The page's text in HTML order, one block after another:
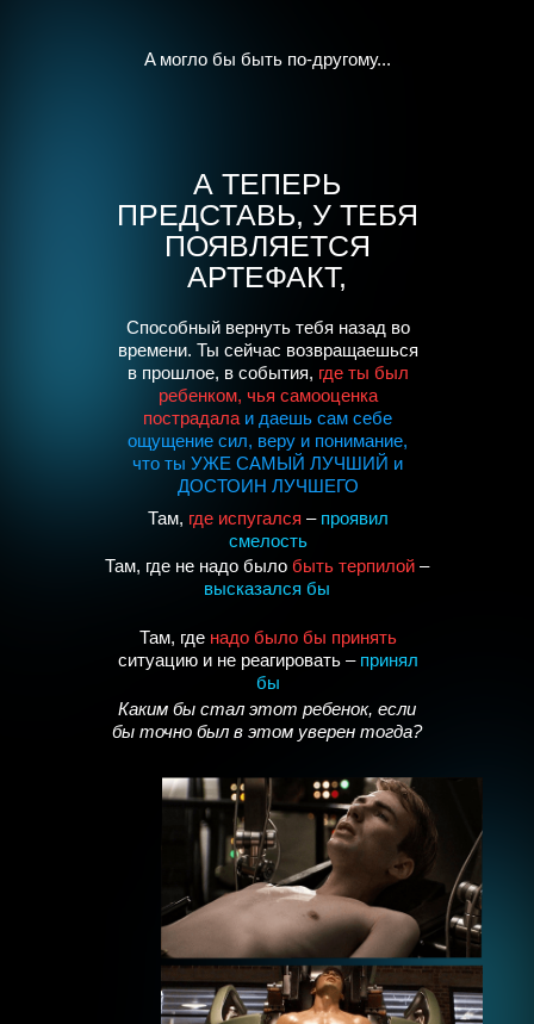
A могло бы быть по-другому...
А ТЕПЕРЬ
ПРЕДСТАВЬ, У ТЕБЯ
ПОЯВЛЯЕТСЯ
АРТЕФАКТ,
Способный вернуть тебя назад во
времени. Ты сейчас возвращаешься
в прошлое, в события, где ты был
ребенком, чья самооценка
пострадала и даешь сам себе
ощущение сил, веру и понимание,
что ты УЖЕ САМЫЙ ЛУЧШИЙ и
ДОСТОИН ЛУЧШЕГО
Там, где испугался – проявил
смелость
Там, где не надо было быть терпилой –
высказался бы
Там, где надо было бы принять
ситуацию и не реагировать – принял
бы
Каким бы стал этот ребенок, если
бы точно был в этом уверен тогда?